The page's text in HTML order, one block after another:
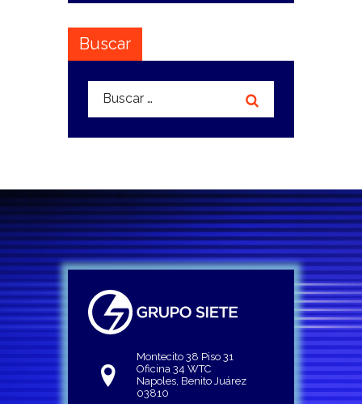
Buscar
Buscar:
Montecito 38 Piso 31
Oficina 34 WTC
Napoles, Benito Juárez
03810